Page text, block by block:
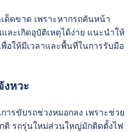
ดขาด เพราะหากรถคันหน้า
ละเกิดอุบัติเหตุได้ง่าย แนะนำให้
อให้มีเวลาและพื้นที่ในการรับมือ
งหวะ
รขับรถช่วงหมอกลง เพราะช่วย
ติ รถรุ่นใหม่ส่วนใหญ่มักติดตั้งไฟ